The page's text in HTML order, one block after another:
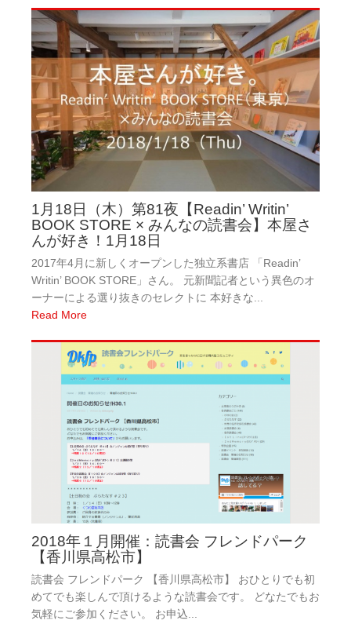
1月18日（木）第81夜【Readin’ Writin’
BOOK STORE × みんなの読書会】本屋さ
んが好き！1月18日
2017年4月に新しくオープンした独立系書店 「Readin’
Writin’ BOOK STORE」さん。 元新聞記者という異色のオ
ーナーによる選り抜きのセレクトに 本好きな...
Read More
2018年１月開催：読書会 フレンドパーク
【香川県高松市】
読書会 フレンドパーク 【香川県高松市】 おひとりでも初
めてでも楽しんで頂けるような読書会です。 どなたでもお
気軽にご参加ください。 お申込...